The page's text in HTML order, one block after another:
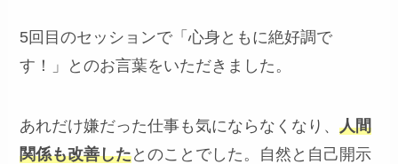
5回目のセッションで「心身ともに絶好調で
す！」とのお言葉をいただきました。
あれだけ嫌だった仕事も気にならなくなり、人間
関係も改善したとのことでした。自然と自己開示